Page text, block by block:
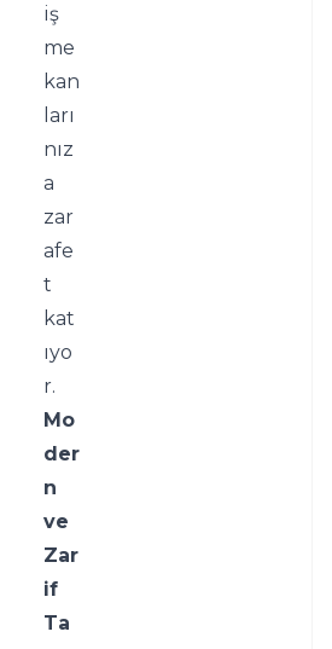
iş
me
kan
ları
nız
a
zar
afe
t
kat
ıyo
r.
Mo
der
n
ve
Zar
if
Ta